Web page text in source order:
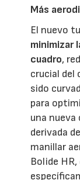
Más
El nuevo
minimizar
cuadro,
crucial del
sido
para
una
derivada
manillar
Bolide